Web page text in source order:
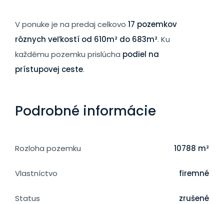
V ponuke je na predaj celkovo 17 pozemkov
rôznych veľkostí od 610m² do 683m². Ku
každému pozemku prislúcha podiel na
prístupovej ceste.
Podrobné informácie
Rozloha pozemku 10788 m²
Vlastníctvo firemné
Status zrušené